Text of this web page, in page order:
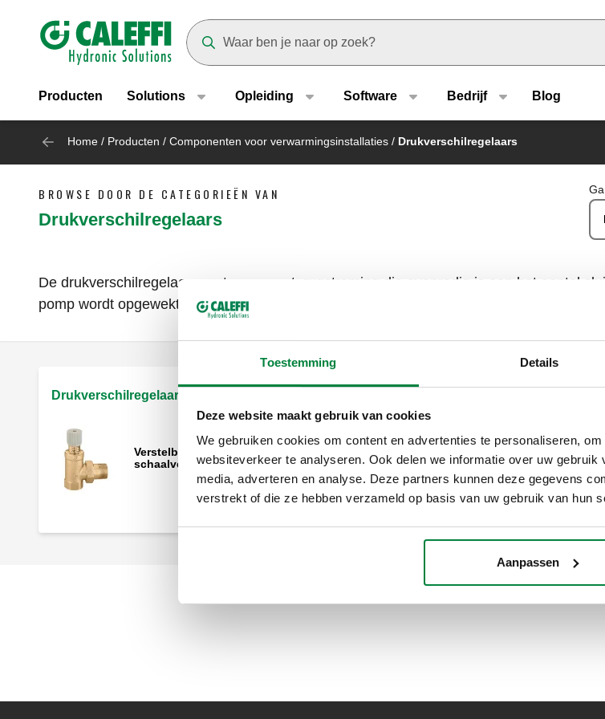
Toestemming Details
Deze website maakt gebruik van cookies
We gebruiken cookies om content en advertenties te personaliseren,
websiteverkeer te analyseren. Ook delen we informatie over uw
media, adverteren en analyse. Deze partners kunnen deze gegevens
verstrekt of die ze hebben verzameld op basis van uw gebruik van hun
Aanpassen
Header main navigation
Producten Solutions Opleiding Software Bedrijf Blog
Home / Producten / Componenten voor verwarmingsinstallaties / Drukverschilregelaars
BROWSE DOOR DE CATEGORIEËN VAN
Drukverschilregelaars
De drukverschilregelaar zorgt voor een terugstroming die evenredig is aan het aantal
pomp wordt opgewekt, wordt beperkt. Zo houdt hij het werkingspunt van de pomp zo
Drukverschilregelaars
Verstelbare drukverschilregelaar met
schaalverdeling.
schaalverdeling.